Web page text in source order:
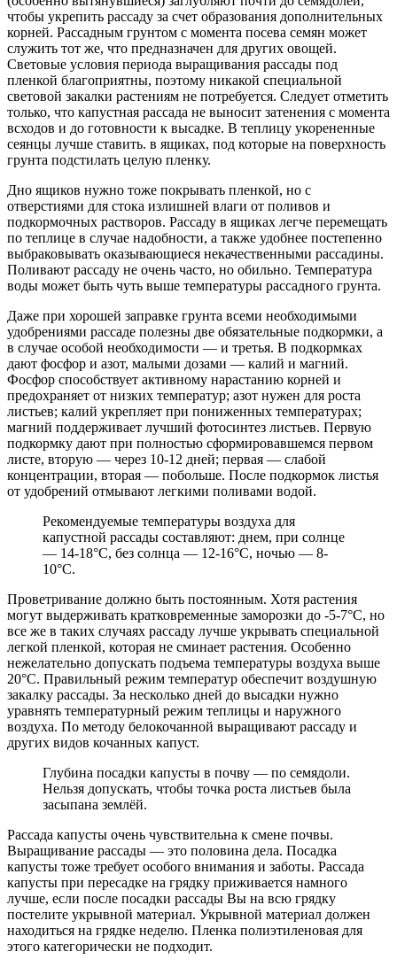
чтобы укрепить рассаду за счет образования дополнительных
корней. Рассадным грунтом с момента посева семян может
служить тот же, что предназначен для других овощей.
Световые условия периода выращивания рассады под
пленкой благоприятны, поэтому никакой специальной
световой закалки растениям не потребуется. Следует отметить
только, что капустная рассада не выносит затенения с момента
всходов и до готовности к высадке. В теплицу укорененные
сеянцы лучше ставить. в ящиках, под которые на поверхность
грунта подстилать целую пленку.
Дно ящиков нужно тоже покрывать пленкой, но с
отверстиями для стока излишней влаги от поливов и
подкормочных растворов. Рассаду в ящиках легче перемещать
по теплице в случае надобности, а также удобнее постепенно
выбраковывать оказывающиеся некачественными рассадины.
Поливают рассаду не очень часто, но обильно. Температура
воды может быть чуть выше температуры рассадного грунта.
Даже при хорошей заправке грунта всеми необходимыми
удобрениями рассаде полезны две обязательные подкормки, а
в случае особой необходимости — и третья. В подкормках
дают фосфор и азот, малыми дозами — калий и магний.
Фосфор способствует активному нарастанию корней и
предохраняет от низких температур; азот нужен для роста
листьев; калий укрепляет при пониженных температурах;
магний поддерживает лучший фотосинтез листьев. Первую
подкормку дают при полностью сформировавшемся первом
листе, вторую — через 10-12 дней; первая — слабой
концентрации, вторая — побольше. После подкормок листья
от удобрений отмывают легкими поливами водой.
Рекомендуемые температуры воздуха для
капустной рассады составляют: днем, при солнце
— 14-18°С, без солнца — 12-16°С, ночью — 8-
10°С.
Проветривание должно быть постоянным. Хотя растения
могут выдерживать кратковременные заморозки до -5-7°С, но
все же в таких случаях рассаду лучше укрывать специальной
легкой пленкой, которая не сминает растения. Особенно
нежелательно допускать подъема температуры воздуха выше
20°С. Правильный режим температур обеспечит воздушную
закалку рассады. За несколько дней до высадки нужно
уравнять температурный режим теплицы и наружного
воздуха. По методу белокочанной выращивают рассаду и
других видов кочанных капуст.
Глубина посадки капусты в почву — по семядоли.
Нельзя допускать, чтобы точка роста листьев была
засыпана землёй.
Рассада капусты очень чувствительна к смене почвы.
Выращивание рассады — это половина дела. Посадка
капусты тоже требует особого внимания и заботы. Рассада
капусты при пересадке на грядку приживается намного
лучше, если после посадки рассады Вы на всю грядку
постелите укрывной материал. Укрывной материал должен
находиться на грядке неделю. Пленка полиэтиленовая для
этого категорически не подходит.